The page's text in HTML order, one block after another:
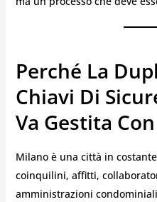
Perché La
Chiavi Di
Va Gestita
Milano è una città in
coinquilini, affitti,
amministrazioni